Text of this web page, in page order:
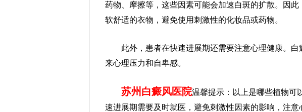
药物、摩擦等，这些因素可能会加速白斑的扩散。因
软舒适的衣物，避免使用刺激性的化妆品或药物。
此外，患者在快速进展期还需要注意心理健康。白
来心理压力和自卑感。
苏州白癜风医院温馨提示：以上是哪些植物可
速进展期需要及时就医，避免刺激性因素的影响，注